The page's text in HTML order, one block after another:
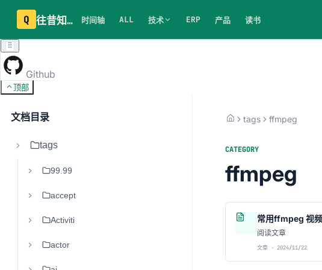
Q 往昔知识库 时间轴 ALL 技术 ERP 产品 读书
Github
顶部
文档目录
tags
99.99
accept
Activiti
actor
tags ffmpeg
CATEGORY
ffmpeg
常用ffmpeg 视
阅读文章
文章 · 2024/11/22